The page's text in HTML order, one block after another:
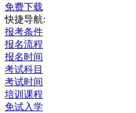
免费下载
快捷导航:
报考条件
报名流程
报名时间
考试科目
考试时间
培训课程
免试入学